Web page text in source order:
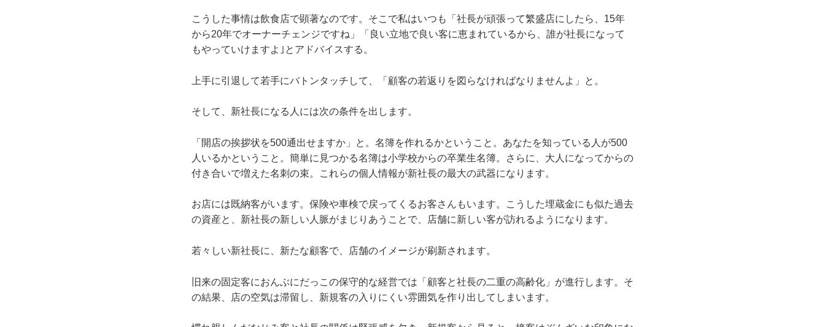
こうした事情は飲食店で顕著なのです。そこで私はいつも「社長が頑張って繁盛店にしたら、15年
から20年でオーナーチェンジですね」「良い立地で良い客に恵まれているから、誰が社長になって
もやっていけますよ｣とアドバイスする。
上手に引退して若手にバトンタッチして、「顧客の若返りを図らなければなりませんよ」と。
そして、新社長になる人には次の条件を出します。
「開店の挨拶状を500通出せますか」と。名簿を作れるかということ。あなたを知っている人が500
人いるかということ。簡単に見つかる名簿は小学校からの卒業生名簿。さらに、大人になってからの
付き合いで増えた名刺の束。これらの個人情報が新社長の最大の武器になります。
お店には既納客がいます。保険や車検で戻ってくるお客さんもいます。こうした埋蔵金にも似た過去
の資産と、新社長の新しい人脈がまじりあうことで、店舗に新しい客が訪れるようになります。
若々しい新社長に、新たな顧客で、店舗のイメージが刷新されます。
旧来の固定客におんぶにだっこの保守的な経営では「顧客と社長の二重の高齢化」が進行します。そ
の結果、店の空気は滞留し、新規客の入りにくい雰囲気を作り出してしまいます。